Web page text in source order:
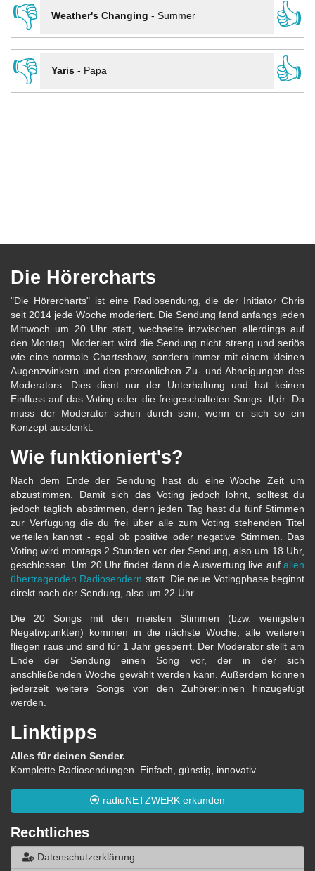
👎
Weather's Changing - Summer
👍
👎
Yaris- Papa 👍
Die Hörercharts
"Die Hörercharts" ist eine Radiosendung, die der Initiator Chris
seit 2014 jede Woche moderiert. Die Sendung fand anfangs jeden
Mittwoch um 20 Uhr statt, wechselte inzwischen allerdings auf
den Montag. Moderiert wird die Sendung nicht streng und seriös
wie eine normale Chartsshow, sondern immer mit einem kleinen
Augenzwinkern und den persönlichen Zu- und Abneigungen des
Moderators. Dies dient nur der Unterhaltung und hat keinen
Einfluss auf das Voting oder die freigeschalteten Songs. tl;dr: Da
muss der Moderator schon durch sein, wenn er sich so ein
Konzept ausdenkt.
Wie funktioniert's?
Nach dem Ende der Sendung hast du eine Woche Zeit um
abzustimmen. Damit sich das Voting jedoch lohnt, solltest du
jedoch täglich abstimmen, denn jeden Tag hast du fünf Stimmen
zur Verfügung die du frei über alle zum Voting stehenden Titel
verteilen kannst - egal ob positive oder negative Stimmen. Das
Voting wird montags 2 Stunden vor der Sendung, also um 18 Uhr,
geschlossen. Um 20 Uhr findet dann die Auswertung live auf allen
übertragenden Radiosendern statt. Die neue Votingphase beginnt
direkt nach der Sendung, also um 22 Uhr.
Die 20 Songs mit den meisten Stimmen (bzw. wenigsten
Negativpunkten) kommen in die nächste Woche, alle weiteren
fliegen raus und sind für 1 Jahr gesperrt. Der Moderator stellt am
Ende der Sendung einen Song vor, der in der sich
anschließenden Woche gewählt werden kann. Außerdem können
jederzeit weitere Songs von den Zuhörer:innen hinzugefügt
werden.
Linktipps
Alles für deinen Sender.
Komplette Radiosendungen. Einfach, günstig, innovativ.
radioNETZWERK erkunden
Rechtliches
Datenschutzerklärung